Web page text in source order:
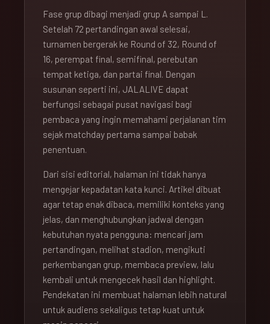
Fase grup dibagi menjadi grup A sampai L.
Setelah 72 pertandingan awal selesai,
turnamen bergerak ke Round of 32, Round of
16, perempat final, semifinal, perebutan
tempat ketiga, dan partai final. Dengan
susunan seperti ini, JALALIVE dapat
berfungsi sebagai pusat navigasi bagi
pembaca yang ingin memahami perjalanan tim
sejak matchday pertama sampai babak
penentuan.
Dari sisi editorial, halaman ini tidak hanya
mengejar kepadatan kata kunci. Artikel dibuat
agar tetap enak dibaca, memiliki konteks yang
jelas, dan menghubungkan jadwal dengan
kebutuhan nyata pengguna: mencari jam
pertandingan, melihat stadion, mengikuti
perkembangan grup, membaca preview, lalu
kembali untuk mengecek hasil dan highlight.
Pendekatan ini membuat halaman lebih natural
untuk audiens sekaligus tetap kuat untuk